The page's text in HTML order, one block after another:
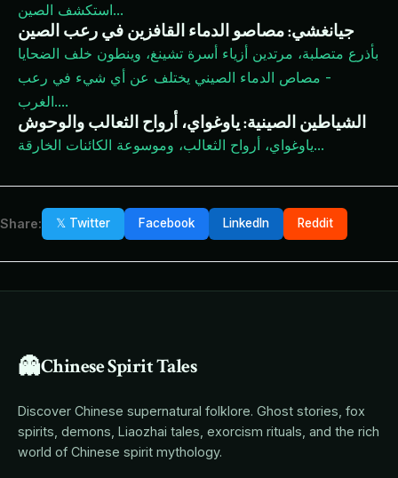
استكشف الصين...
جيانغشي: مصاصو الدماء القافزين في رعب الصين
بأذرع متصلبة، مرتدين أزياء أسرة تشينغ، وينطون خلف الضحايا
- مصاص الدماء الصيني يختلف عن أي شيء في رعب
الغرب....
الشياطين الصينية: ياوغواي، أرواح الثعالب والوحوش
ياوغواي، أرواح الثعالب، وموسوعة الكائنات الخارقة...
Share: 𝕏 Twitter Facebook LinkedIn Reddit
👻Chinese Spirit Tales
Discover Chinese supernatural folklore. Ghost stories, fox
spirits, demons, Liaozhai tales, exorcism rituals, and the rich
world of Chinese spirit mythology.